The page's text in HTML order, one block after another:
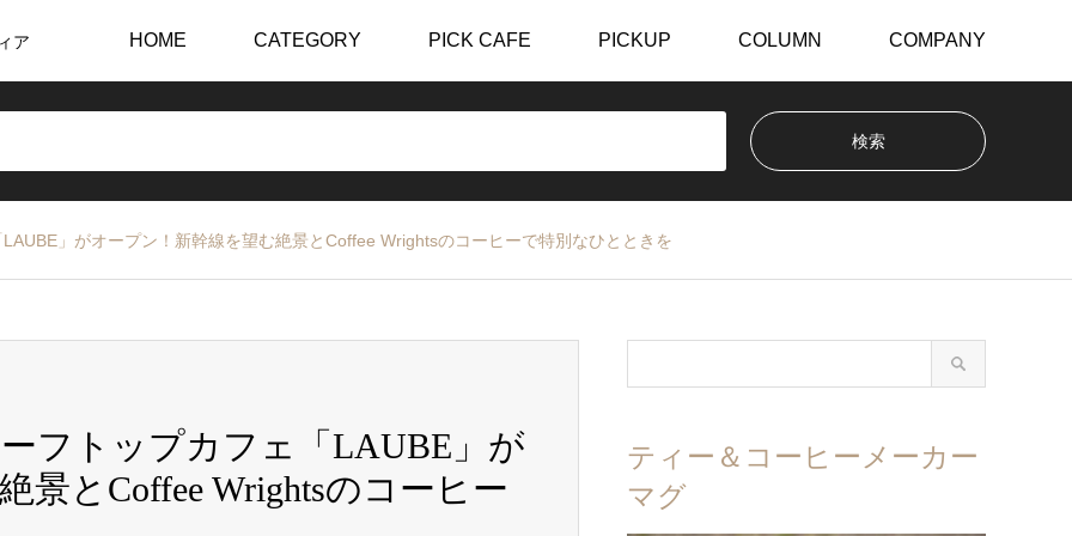
ア HOME CATEGORY PICK CAFE PICKUP COLUMN COMPANY
」がオープン！新幹線を望む絶景とCoffee Wrightsのコーヒーで特別なひとときを
フトップカフェ「LAUBE」が
景とCoffee Wrightsのコーヒー
ティー＆コーヒーメーカー
マグ